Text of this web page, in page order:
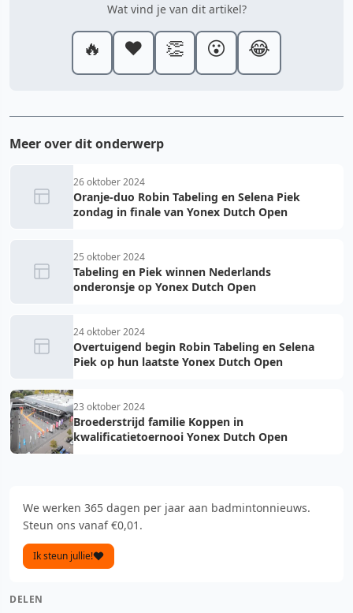
Wat vind je van dit artikel?
🔥 ❤️ 👏 😮 😂
Meer over dit onderwerp
26 oktober 2024
Oranje-duo Robin Tabeling en Selena Piek
zondag in finale van Yonex Dutch Open
25 oktober 2024
Tabeling en Piek winnen Nederlands
onderonsje op Yonex Dutch Open
24 oktober 2024
Overtuigend begin Robin Tabeling en Selena
Piek op hun laatste Yonex Dutch Open
23 oktober 2024
Broederstrijd familie Koppen in
kwalificatietoernooi Yonex Dutch Open
We werken 365 dagen per jaar aan badmintonnieuws.
Steun ons vanaf €0,01.
Ik steun jullie!
DELEN